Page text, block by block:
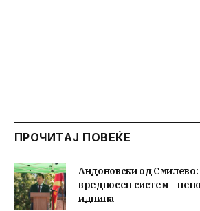
ПРОЧИТАЈ ПОВЕЌЕ
Андоновски од
вредносен систем –
иднина